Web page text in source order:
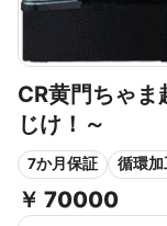
CR黄門ちゃま
じけ！～
7か月保証 循環
￥ 70000